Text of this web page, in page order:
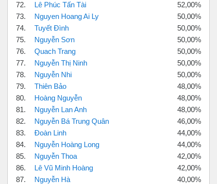
72.
Lê Phúc Tấn Tài
52,00%
73.
Nguyen Hoang Ai Ly
50,00%
74.
Tuyết Đình
50,00%
75.
Nguyễn Sơn
50,00%
76.
Quach Trang
50,00%
77.
Nguyễn Thị Ninh
50,00%
78.
Nguyễn Nhi
50,00%
79.
Thiên Bảo
48,00%
80.
Hoàng Nguyễn
48,00%
81.
Nguyễn Lan Anh
48,00%
82.
Nguyễn Bá Trung Quân
46,00%
83.
Đoàn Linh
44,00%
84.
Nguyễn Hoàng Long
44,00%
85.
Nguyễn Thoa
42,00%
86.
Lê Vũ Minh Hoàng
42,00%
87.
Nguyễn Hà
40,00%